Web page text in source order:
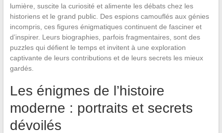
lumière, suscite la curiosité et alimente les débats chez les
historiens et le grand public. Des espions camouflés aux génies
incompris, ces figures énigmatiques continuent de fasciner et
d’inspirer. Leurs biographies, parfois fragmentaires, sont des
puzzles qui défient le temps et invitent à une exploration
captivante de leurs contributions et de leurs secrets les mieux
gardés.
Les énigmes de l’histoire
moderne : portraits et secrets
dévoilés